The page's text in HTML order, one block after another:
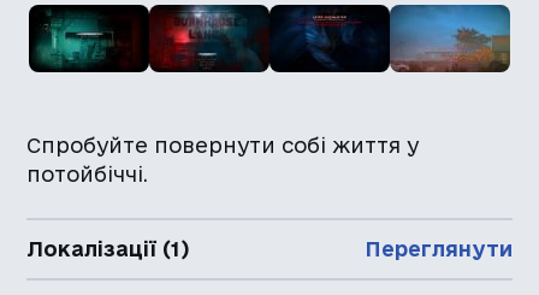
Спробуйте повернути собі життя у
потойбіччі.
Локалізації (1) Переглянути